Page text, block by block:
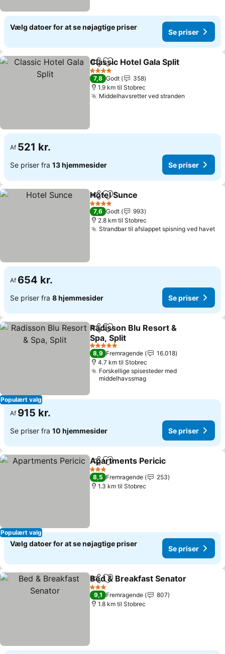
Vælg datoer for at se nøjagtige priser
Se priser
Del Føj til favoritter
Classic Hotel Gala Split
4 Stjerner
7,8 Godt
358
1.9 km til Stobrec
Middelhavsretter ved stranden
Af 521 kr.
Se priser fra 13 hjemmesider Se priser
Del Føj til favoritter
Hotel Sunce
4 Stjerner
7,6 Godt
993
2.8 km til Stobrec
Strandbar til afslappet spisning ved havet
Af 654 kr.
Se priser fra 8 hjemmesider Se priser
Populært valg
Del Føj til favoritter
Radisson Blu Resort &
Spa, Split
5 Stjerner
8,9 Fremragende
16.018
4.7 km til Stobrec
Forskellige spisesteder med
middelhavssmag
Af 915 kr.
Se priser fra 10 hjemmesider Se priser
Populært valg
Del Føj til favoritter
Apartments Pericic
3 Stjerner
8,5 Fremragende
253
1.3 km til Stobrec
Vælg datoer for at se nøjagtige priser
Se priser
Del Føj til favoritter
Bed & Breakfast Senator
3 Stjerner
9,1 Fremragende
807
1.8 km til Stobrec